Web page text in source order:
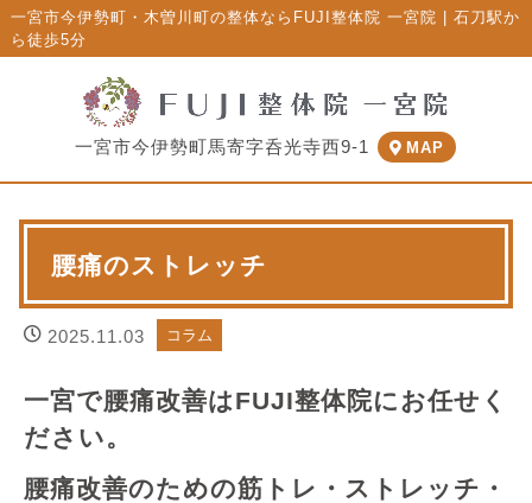
一宮市今伊勢町・木曽川町の整体ならFUJI整体院 一宮院 | 石刀駅か
ら徒歩5分
一宮市今伊勢町馬寄字呑光寺西9-1 MAP
腰痛のストレッチ
2025.11.03 コラム
一宮で腰痛改善はFUJI整体院にお任せく
ださい。
腰痛改善のための筋トレ・ストレッチ・